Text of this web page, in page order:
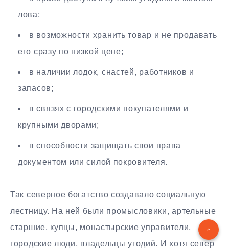
лова;
в возможности хранить товар и не продавать
его сразу по низкой цене;
в наличии лодок, снастей, работников и
запасов;
в связях с городскими покупателями и
крупными дворами;
в способности защищать свои права
документом или силой покровителя.
Так северное богатство создавало социальную
лестницу. На ней были промысловики, артельные
старшие, купцы, монастырские управители,
городские люди, владельцы угодий. И хотя север